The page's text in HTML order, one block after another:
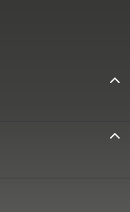
(externer Link)
neuem Tab (externer Link)
– öffnet in neuem Tab
Tab (externer Link)